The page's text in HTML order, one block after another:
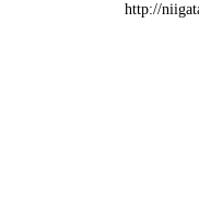
http://